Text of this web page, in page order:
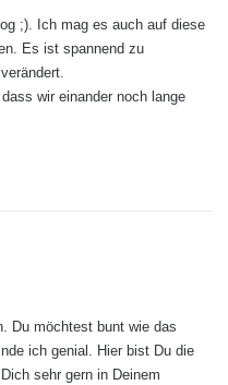
;). Ich mag es auch auf diese
Es ist spannend zu
wir einander noch lange
Du möchtest bunt wie das
ich genial. Hier bist Du die
sehr gern in Deinem